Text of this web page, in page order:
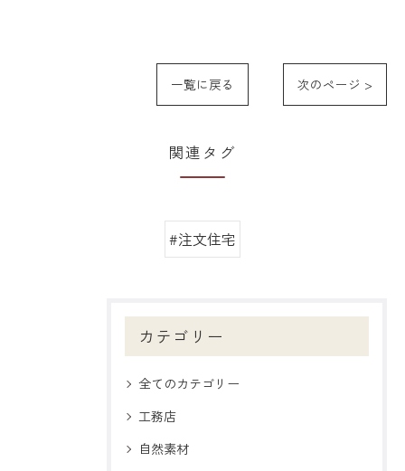
一覧に戻る 次のページ >
関連タグ
#注文住宅
カテゴリー
全てのカテゴリー
工務店
自然素材